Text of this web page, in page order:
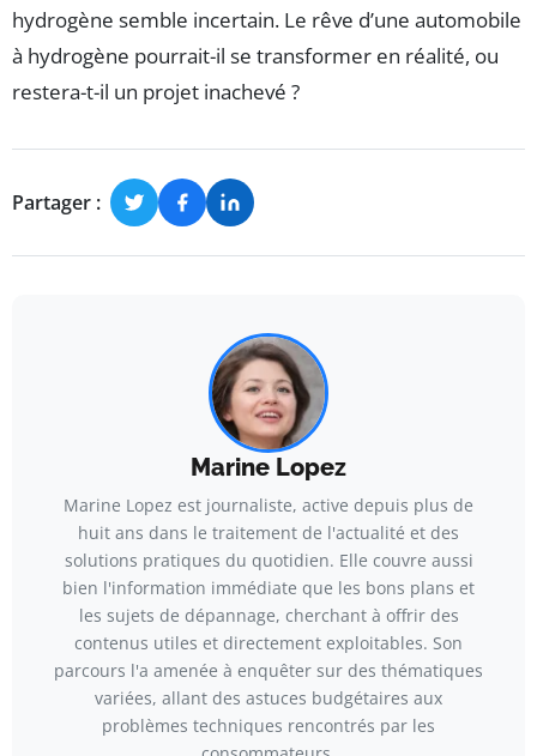
hydrogène semble incertain. Le rêve d’une automobile
à hydrogène pourrait-il se transformer en réalité, ou
restera-t-il un projet inachevé ?
Partager :
Marine Lopez
Marine Lopez est journaliste, active depuis plus de
huit ans dans le traitement de l'actualité et des
solutions pratiques du quotidien. Elle couvre aussi
bien l'information immédiate que les bons plans et
les sujets de dépannage, cherchant à offrir des
contenus utiles et directement exploitables. Son
parcours l'a amenée à enquêter sur des thématiques
variées, allant des astuces budgétaires aux
problèmes techniques rencontrés par les